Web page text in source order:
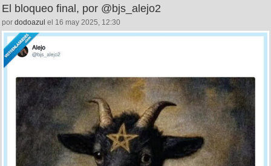
El bloqueo final, por @bjs_alejo2
por dodoazul el 16 may 2025, 12:30